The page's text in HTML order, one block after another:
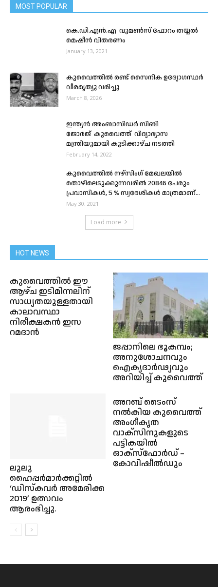
MOST POPULAR
കെ.ഡി.എൻ.എ വുമൺസ് ഫോറം തയ്യൽ
മെഷീൻ വിതരണം
January 13, 2021
കുവൈത്തിൽ രണ്ട് സൈനിക ഉദ്യോഗസ്ഥർ
വീരമൃത്യു വരിച്ചു
March 8, 2026
ഇന്ത്യൻ അംബാസിഡർ സിബി
ജോർജ് കുവൈത്ത് വിദ്യാഭ്യാസ
മന്ത്രിയുമായി കൂടിക്കാഴ്ച നടത്തി
February 14, 2022
കുവൈത്തിൽ നഴ്സിംഗ് മേഖലയിൽ
തൊഴിലെടുക്കുന്നവരിൽ 20846 പേരും
പ്രവാസികൾ, 5 % സ്വദേശികൾ മാത്രമാണ്...
May 30, 2021
Load more
HOT NEWS
കുവൈത്തിൽ ഈ
ആഴ്ച ഇടിമിന്നലിന്
സാധ്യതയുള്ളതായി
കാലാവസ്ഥാ
നിരീക്ഷകൻ ഇസ
റമദാൻ
ജപ്പാനിലെ ഭൂകമ്പം;
അനുശോചനവും
ഐക്യദാർഢ്യവും
അറിയിച്ച് കുവൈത്ത്
ലുലു
ഹൈപ്പര്‍മാര്‍ക്കറ്റില്‍
‘ഡിസ്‌കവര്‍ അമേരിക്ക
2019’ ഉത്സവം
ആരംഭിച്ചു.
അറബ് ടൈംസ്
നൽകിയ കുവൈത്ത്
അംഗീകൃത
വാക്സിനുകളുടെ
പട്ടികയിൽ
ഓക്സ്ഫോർഡ് –
കോവിഷീൽഡും